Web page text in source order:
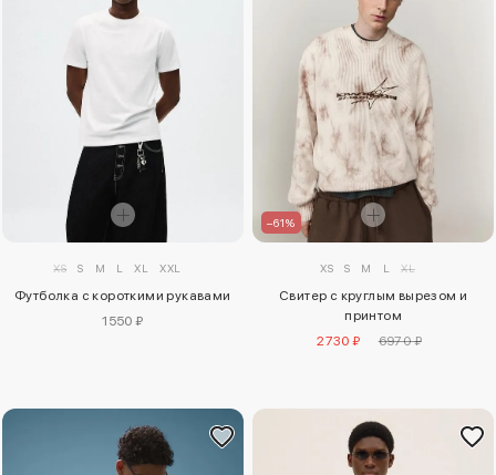
XS S M L XL XXL
Футболка с короткими рукавами
1550 ₽
–61%
XS S M L XL
Свитер с круглым вырезом и
принтом
2730 ₽
6970 ₽